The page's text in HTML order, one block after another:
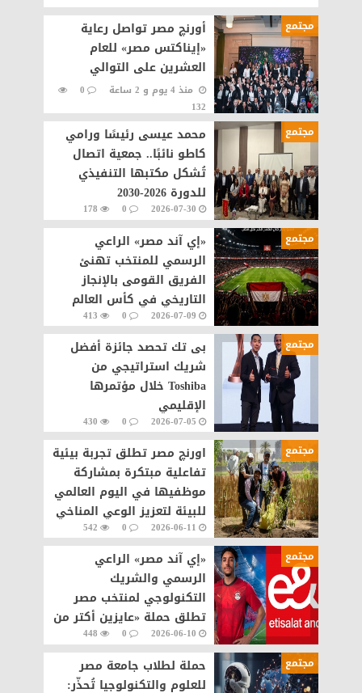
مجتمع
أورنچ مصر تواصل رعاية
«إيناكتس مصر» للعام
العشرين على التوالي
منذ 4 يوم و 2 ساعة
0
132
مجتمع
محمد عيسى رئيسًا ورامي
كاطو نائبًا.. جمعية اتصال
تُشكل مكتبها التنفيذي
للدورة 2026-2030
2026-07-30
0
178
مجتمع
«إي آند مصر» الراعي
الرسمي للمنتخب تهنئ
الفريق القومى بالإنجاز
التاريخي في كأس العالم
2026-07-09
0
413
مجتمع
بى تك تحصد جائزة أفضل
شريك استراتيجي من
Toshiba خلال مؤتمرها
الإقليمي
2026-07-05
0
430
مجتمع
اورنچ مصر تطلق تجربة بيئية
تفاعلية مبتكرة بمشاركة
موظفيها في اليوم العالمي
للبيئة لتعزيز الوعي المناخي
2026-06-11
0
542
مجتمع
«إي آند مصر» الراعي
الرسمي والشريك
التكنولوجي لمنتخب مصر
تطلق حملة «عايزين أكتر من
اللي بنحلم بيه» في مونديال
2026
2026-06-10
0
448
مجتمع
حملة لطلاب جامعة مصر
للعلوم والتكنولوجيا تُحذّر: